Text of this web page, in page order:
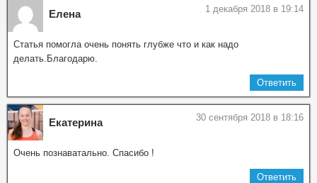
Елена 1 декабря 2018 в 19:14
Статья помогла очень понять глубже что и как надо
делать.Благодарю.
Ответить
Екатерина 30 сентября 2018 в 18:16
Очень познаватально. Спасибо !
Ответить